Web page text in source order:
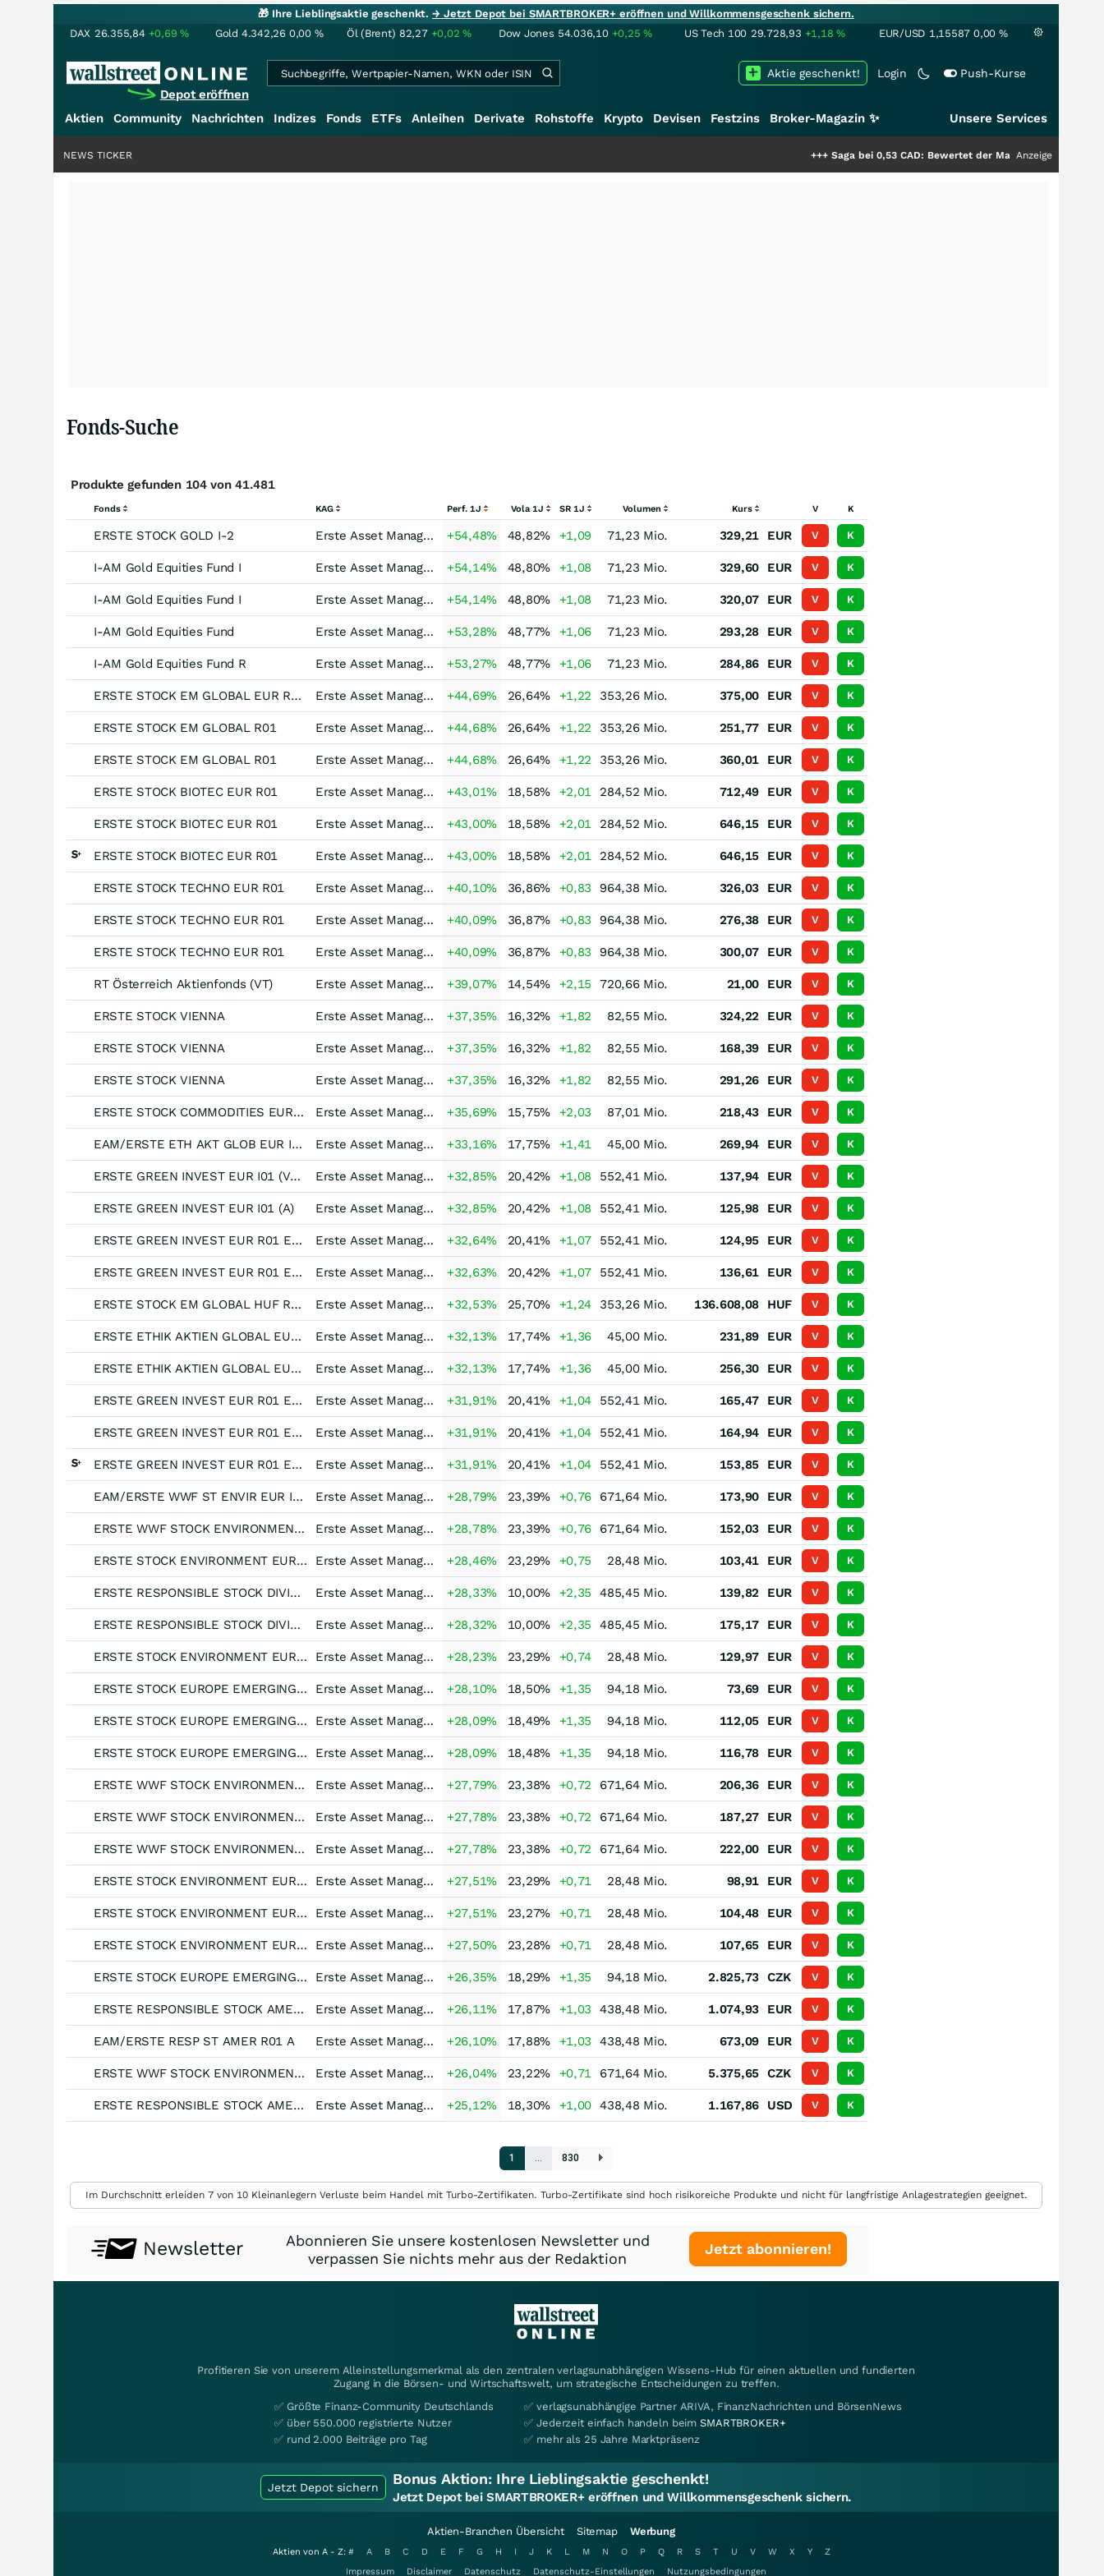
🎁 Ihre Lieblingsaktie geschenkt.→ Jetzt Depot bei SMARTBROKER+ eröffnen und Willkommensgeschenk sichern.
DAX 26.355,84 +0,69% Gold 4.342,26 0,00 % Öl (Brent) 82,27 +0,02% Dow Jones 54.036,10 +0,25% US Tech 100 29.728,93 +1,18% EUR/USD 1,15587 0,00 %
Depot eröffnen
Login Push-Kurse
Aktie geschenkt!
Aktien Community Nachrichten Indizes Fonds ETFs Anleihen Derivate Rohstoffe Krypto Devisen Festzins Broker-Magazin ✨ Unsere Services
Saga bei 0,53 CAD: Bewertet der Markt noch immer nur die
Anzeige
NEWS TICKER
Fonds-Suche
Produkte gefunden 104 von 41.481
Fonds KAG Perf. 1J Vola 1J SR 1J Volumen Kurs V K
ERSTE STOCK GOLD I-2 Erste Asset Managem +54,48% 48,82% +1,09 71,23 Mio. 329,21 EUR V K
I-AM Gold Equities Fund I Erste Asset Managem +54,14% 48,80% +1,08 71,23 Mio. 329,60 EUR V K
I-AM Gold Equities Fund I Erste Asset Managem +54,14% 48,80% +1,08 71,23 Mio. 320,07 EUR V K
I-AM Gold Equities Fund Erste Asset Managem +53,28% 48,77% +1,06 71,23 Mio. 293,28 EUR V K
I-AM Gold Equities Fund R Erste Asset Managem +53,27% 48,77% +1,06 71,23 Mio. 284,86 EUR V K
ERSTE STOCK EM GLOBAL EUR R01 (VT) Erste Asset Managem +44,69% 26,64% +1,22 353,26 Mio. 375,00 EUR V K
ERSTE STOCK EM GLOBAL R01 Erste Asset Managem +44,68% 26,64% +1,22 353,26 Mio. 251,77 EUR V K
ERSTE STOCK EM GLOBAL R01 Erste Asset Managem +44,68% 26,64% +1,22 353,26 Mio. 360,01 EUR V K
ERSTE STOCK BIOTEC EUR R01 Erste Asset Managem +43,01% 18,58% +2,01 284,52 Mio. 712,49 EUR V K
ERSTE STOCK BIOTEC EUR R01 Erste Asset Managem +43,00% 18,58% +2,01 284,52 Mio. 646,15 EUR V K
ERSTE STOCK BIOTEC EUR R01 Erste Asset Managem +43,00% 18,58% +2,01 284,52 Mio. 646,15 EUR V K
ERSTE STOCK TECHNO EUR R01 Erste Asset Managem +40,10% 36,86% +0,83 964,38 Mio. 326,03 EUR V K
ERSTE STOCK TECHNO EUR R01 Erste Asset Managem +40,09% 36,87% +0,83 964,38 Mio. 276,38 EUR V K
ERSTE STOCK TECHNO EUR R01 Erste Asset Managem +40,09% 36,87% +0,83 964,38 Mio. 300,07 EUR V K
RT Österreich Aktienfonds (VT) Erste Asset Managem +39,07% 14,54% +2,15 720,66 Mio. 21,00 EUR V K
ERSTE STOCK VIENNA Erste Asset Managem +37,35% 16,32% +1,82 82,55 Mio. 324,22 EUR V K
ERSTE STOCK VIENNA Erste Asset Managem +37,35% 16,32% +1,82 82,55 Mio. 168,39 EUR V K
ERSTE STOCK VIENNA Erste Asset Managem +37,35% 16,32% +1,82 82,55 Mio. 291,26 EUR V K
ERSTE STOCK COMMODITIES EUR R01 Erste Asset Managem +35,69% 15,75% +2,03 87,01 Mio. 218,43 EUR V K
EAM/ERSTE ETH AKT GLOB EUR I01 T Erste Asset Managem +33,16% 17,75% +1,41 45,00 Mio. 269,94 EUR V K
ERSTE GREEN INVEST EUR I01 (VTIA) Erste Asset Managem +32,85% 20,42% +1,08 552,41 Mio. 137,94 EUR V K
ERSTE GREEN INVEST EUR I01 (A) Erste Asset Managem +32,85% 20,42% +1,08 552,41 Mio. 125,98 EUR V K
ERSTE GREEN INVEST EUR R01 EUR D01 Erste Asset Managem +32,64% 20,41% +1,07 552,41 Mio. 124,95 EUR V K
ERSTE GREEN INVEST EUR R01 EUR D01 Erste Asset Managem +32,63% 20,42% +1,07 552,41 Mio. 136,61 EUR V K
ERSTE STOCK EM GLOBAL HUF R01 (VT) Erste Asset Managem +32,53% 25,70% +1,24 353,26 Mio. 136.608,08 HUF V K
ERSTE ETHIK AKTIEN GLOBAL EUR R01 Erste Asset Managem +32,13% 17,74% +1,36 45,00 Mio. 231,89 EUR V K
ERSTE ETHIK AKTIEN GLOBAL EUR R01 Erste Asset Managem +32,13% 17,74% +1,36 45,00 Mio. 256,30 EUR V K
ERSTE GREEN INVEST EUR R01 EUR R01 Erste Asset Managem +31,91% 20,41% +1,04 552,41 Mio. 165,47 EUR V K
ERSTE GREEN INVEST EUR R01 EUR R01 Erste Asset Managem +31,91% 20,41% +1,04 552,41 Mio. 164,94 EUR V K
ERSTE GREEN INVEST EUR R01 EUR R01 Erste Asset Managem +31,91% 20,41% +1,04 552,41 Mio. 153,85 EUR V K
EAM/ERSTE WWF ST ENVIR EUR I01 V Erste Asset Managem +28,79% 23,39% +0,76 671,64 Mio. 173,90 EUR V K
ERSTE WWF STOCK ENVIRONMENT EUR I01 Erste Asset Managem +28,78% 23,39% +0,76 671,64 Mio. 152,03 EUR V K
ERSTE STOCK ENVIRONMENT EUR I01 (A) Erste Asset Managem +28,46% 23,29% +0,75 28,48 Mio. 103,41 EUR V K
ERSTE RESPONSIBLE STOCK DIVIDEND Erste Asset Managem +28,33% 10,00% +2,35 485,45 Mio. 139,82 EUR V K
ERSTE RESPONSIBLE STOCK DIVIDEND Erste Asset Managem +28,32% 10,00% +2,35 485,45 Mio. 175,17 EUR V K
ERSTE STOCK ENVIRONMENT EUR D01 (VTIA) (EUR) Erste Asset Managem +28,23% 23,29% +0,74 28,48 Mio. 129,97 EUR V K
ERSTE STOCK EUROPE EMERGING EUR R01 Erste Asset Managem +28,10% 18,50% +1,35 94,18 Mio. 73,69 EUR V K
ERSTE STOCK EUROPE EMERGING EUR R01 Erste Asset Managem +28,09% 18,49% +1,35 94,18 Mio. 112,05 EUR V K
ERSTE STOCK EUROPE EMERGING EUR R01 Erste Asset Managem +28,09% 18,48% +1,35 94,18 Mio. 116,78 EUR V K
ERSTE WWF STOCK ENVIRONMENT EUR R01 Erste Asset Managem +27,79% 23,38% +0,72 671,64 Mio. 206,36 EUR V K
ERSTE WWF STOCK ENVIRONMENT EUR R01 Erste Asset Managem +27,78% 23,38% +0,72 671,64 Mio. 187,27 EUR V K
ERSTE WWF STOCK ENVIRONMENT EUR R01 Erste Asset Managem +27,78% 23,38% +0,72 671,64 Mio. 222,00 EUR V K
ERSTE STOCK ENVIRONMENT EUR R01 Erste Asset Managem +27,51% 23,29% +0,71 28,48 Mio. 98,91 EUR V K
ERSTE STOCK ENVIRONMENT EUR R01 Erste Asset Managem +27,51% 23,27% +0,71 28,48 Mio. 104,48 EUR V K
ERSTE STOCK ENVIRONMENT EUR R01 Erste Asset Managem +27,50% 23,28% +0,71 28,48 Mio. 107,65 EUR V K
ERSTE STOCK EUROPE EMERGING CZK R01 (VT) Erste Asset Managem +26,35% 18,29% +1,35 94,18 Mio. 2.825,73 CZK V K
ERSTE RESPONSIBLE STOCK AMERICA EUR R01 (VTA) Erste Asset Managem +26,11% 17,87% +1,03 438,48 Mio. 1.074,93 EUR V K
EAM/ERSTE RESP ST AMER R01 A Erste Asset Managem +26,10% 17,88% +1,03 438,48 Mio. 673,09 EUR V K
ERSTE WWF STOCK ENVIRONMENT CZK R01 Erste Asset Managem +26,04% 23,22% +0,71 671,64 Mio. 5.375,65 CZK V K
ERSTE RESPONSIBLE STOCK AMERICA USD R01 Erste Asset Managem +25,12% 18,30% +1,00 438,48 Mio. 1.167,86 USD V K
1
… 830
Im Durchschnitt erleiden 7 von 10 Kleinanlegern Verluste beim Handel mit Turbo-Zertifikaten. Turbo-Zertifikate sind hoch risikoreiche Produkte und nicht für langfristige Anlagestrategien geeignet.
Newsletter
Abonnieren Sie unsere kostenlosen Newsletter und
verpassen Sie nichts mehr aus der Redaktion
Jetzt abonnieren!
Profitieren Sie von unserem Alleinstellungsmerkmal als den zentralen verlagsunabhängigen Wissens-Hub für einen aktuellen und fundierten
Zugang in die Börsen- und Wirtschaftswelt, um strategische Entscheidungen zu treffen.
✅ Größte Finanz-Community Deutschlands
✅ über 550.000 registrierte Nutzer
✅ rund 2.000 Beiträge pro Tag
✅ verlagsunabhängige Partner ARIVA, FinanzNachrichten und BörsenNews
✅ Jederzeit einfach handeln beimSMARTBROKER+
✅ mehr als 25 Jahre Marktpräsenz
Jetzt Depot sichern Bonus Aktion: Ihre Lieblingsaktie geschenkt!
Jetzt Depot bei SMARTBROKER+ eröffnen und Willkommensgeschenk sichern.
Aktien-Branchen Übersicht Sitemap Werbung
Aktien von A - Z: # A B C D E F G H I J K L M N O P Q R S T U V W X Y
Z
Impressum
Disclaimer Datenschutz Datenschutz-Einstellungen Nutzungsbedingungen